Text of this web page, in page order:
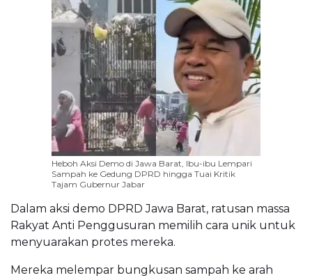
Heboh Aksi Demo di Jawa Barat, Ibu-ibu Lempari
Sampah ke Gedung DPRD hingga Tuai Kritik
Tajam Gubernur Jabar
Dalam aksi demo DPRD Jawa Barat, ratusan massa
Rakyat Anti Penggusuran memilih cara unik untuk
menyuarakan protes mereka.
Mereka melempar bungkusan sampah ke arah